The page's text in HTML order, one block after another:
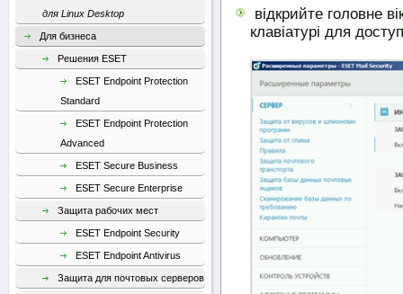
для Linux Desktop
Для бизнеса
Решения ESET
ESET Endpoint Protection
Standard
ESET Endpoint Protection
Advanced
ESET Secure Business
ESET Secure Enterprise
Защита рабочих мест
ESET Endpoint Security
ESET Endpoint Antivirus
Защита для почтовых серверов
відкрийте головне
клавіатурі для